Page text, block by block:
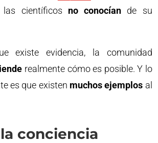
científicos no conocían de su
existe evidencia, la comunidad
realmente cómo es posible. Y lo
es que existen muchos ejemplos al
conciencia